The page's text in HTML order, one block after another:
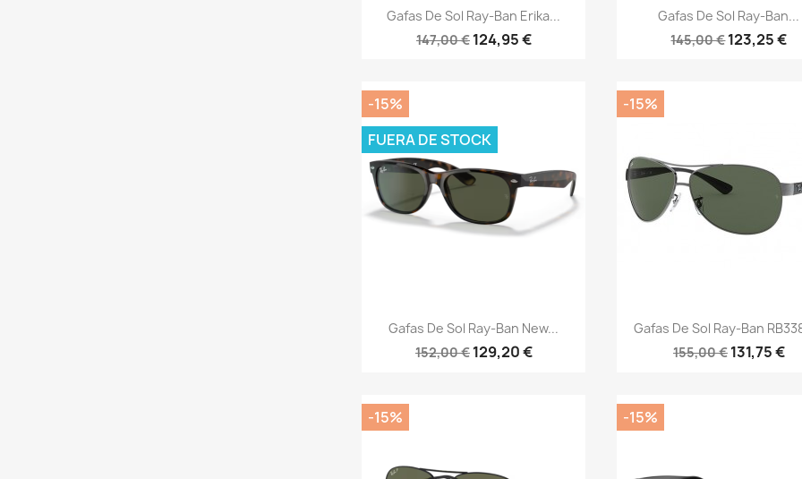
 Vista rápida
Gafas De Sol Ray-Ban Erika...
147,00 € 124,95 €
Vista rápida
Gafas De Sol Ray-Ban...
145,00 €123,25 €
Vista rápida
Gafas De Sol Ray-Ban New...
152,00 € 129,20 €
-15%
FUERA DE STOCK
Vista rápida
Gafas De Sol Ray-Ban
155,00 € 131,75 €
-15%
-15% -15%